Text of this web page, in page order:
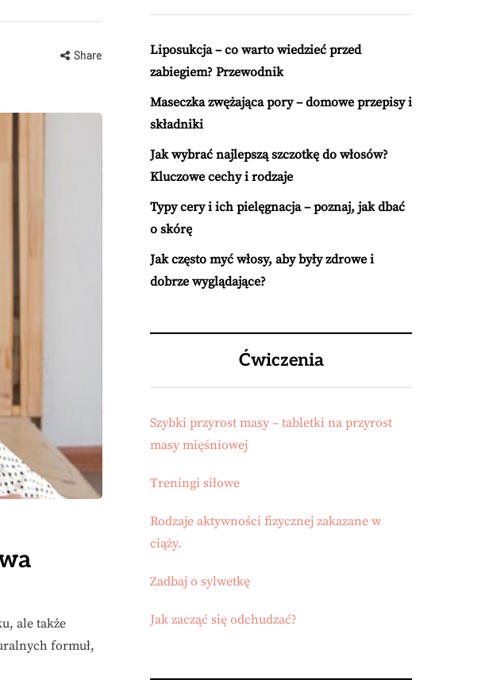
Share
ale także
formuł,
Liposukcja – co warto wiedzieć przed
zabiegiem? Przewodnik
Maseczka zwężająca pory – domowe przepisy i
składniki
Jak wybrać najlepszą szczotkę do włosów?
Kluczowe cechy i rodzaje
Typy cery i ich pielęgnacja – poznaj, jak dbać
o skórę
Jak często myć włosy, aby były zdrowe i
dobrze wyglądające?
Ćwiczenia
Szybki przyrost masy – tabletki na przyrost
masy mięśniowej
Treningi siłowe
Rodzaje aktywności fizycznej zakazane w
ciąży.
Zadbaj o sylwetkę
Jak zacząć się odchudzać?